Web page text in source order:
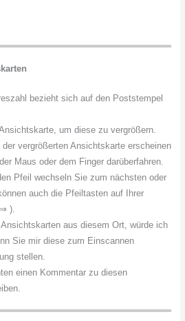
bezieht sich auf den Poststempel
um diese zu vergrößern.
vergrößerten Ansichtskarte erscheinen
Maus oder dem Finger darüberfahren.
Pfeil wechseln Sie zum nächsten oder
auch die Pfeiltasten auf Ihrer
).
aus diesem Ort, würde ich
Sie mir diese zum Einscannen
stellen.
einen Kommentar zu diesen